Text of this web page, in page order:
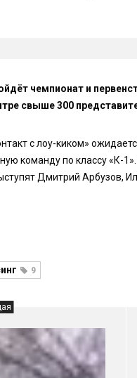
чемпионат и
свыше 300
с лоу-киком»
команду по классу «К-
Дмитрий Арбузов,
9